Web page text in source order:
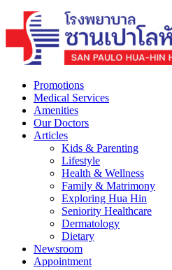
Promotions
Medical Services
Amenities
Our Doctors
Articles
Kids & Parenting
Lifestyle
Health & Wellness
Family & Matrimony
Exploring Hua Hin
Seniority Healthcare
Dermatology
Dietary
Newsroom
Appointment